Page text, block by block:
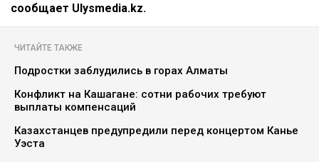
сообщает Ulysmedia.kz.
ЧИТАЙТЕ ТАКЖЕ
Подростки заблудились в горах Алматы
Конфликт на Кашагане: сотни рабочих требуют
выплаты компенсаций
Казахстанцев предупредили перед концертом Канье
Уэста